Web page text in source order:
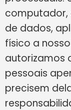
computador,
de dados,
físico a
autorizamos
pessoais
precisem